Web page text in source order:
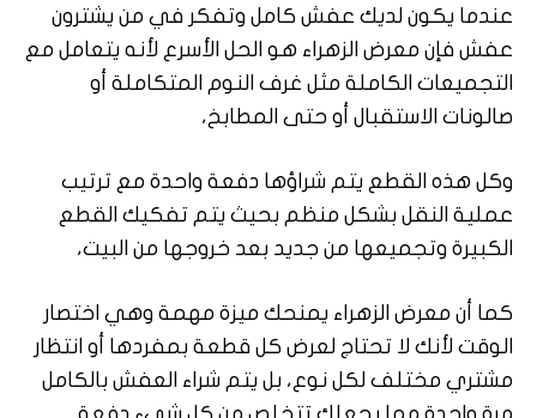
عندما يكون لديك عفش كامل وتفكر في من يشترون
عفش فإن معرض الزهراء هو الحل الأسرع لأنه يتعامل مع
التجميعات الكاملة مثل غرف النوم المتكاملة أو
صالونات الاستقبال أو حتى المطابخ،
وكل هذه القطع يتم شراؤها دفعة واحدة مع ترتيب
عملية النقل بشكل منظم بحيث يتم تفكيك القطع
الكبيرة وتجميعها من جديد بعد خروجها من البيت،
كما أن معرض الزهراء يمنحك ميزة مهمة وهي اختصار
الوقت لأنك لا تحتاج لعرض كل قطعة بمفردها أو انتظار
مشتري مختلف لكل نوع، بل يتم شراء العفش بالكامل